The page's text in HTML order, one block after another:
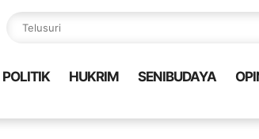
POLITIK HUKRIM SENIBUDAYA